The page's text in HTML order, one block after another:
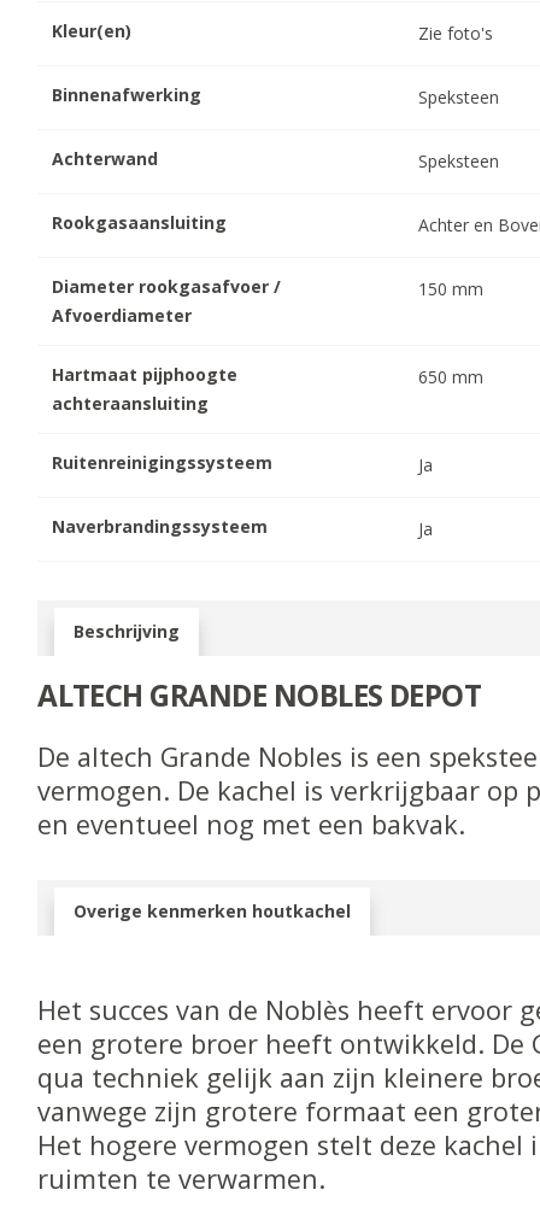
Kleur(en) Zie foto's
Binnenafwerking Speksteen
Achterwand Speksteen
Rookgasaansluiting Achter en
Diameter rookgasafvoer /
Afvoerdiameter
150 mm
Hartmaat pijphoogte
achteraansluiting
650 mm
Ruitenreinigingssysteem Ja
Naverbrandingssysteem Ja
Beschrijving
ALTECH GRANDE NOBLES DEPOT
De altech Grande Nobles is een
vermogen. De kachel is verkrijgbaar op
en eventueel nog met een bakvak.
Overige kenmerken houtkachel
Het succes van de Noblès heeft ervoor
een grotere broer heeft ontwikkeld. De
qua techniek gelijk aan zijn kleinere
vanwege zijn grotere formaat een
Het hogere vermogen stelt deze kachel
ruimten te verwarmen.